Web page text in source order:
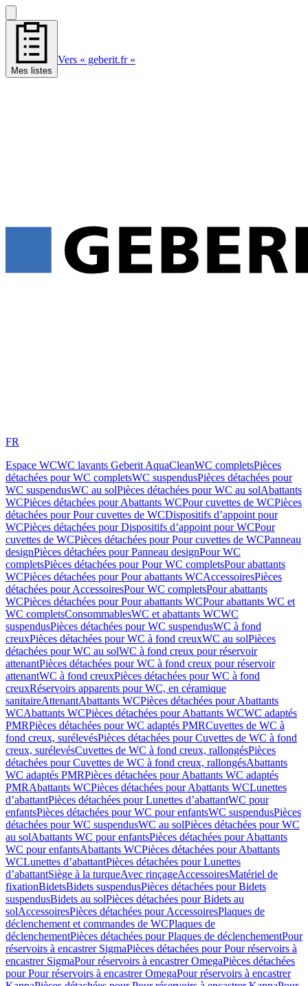
Mes listes
Vers « geberit.fr »
FR
Espace WCWC lavants Geberit AquaCleanWC completsPièces
détachées pour WC completsWC suspendusPièces détachées pour
WC suspendusWC au solPièces détachées pour WC au solAbattants
WCPièces détachées pour Abattants WCPour cuvettes de WCPièces
détachées pour Pour cuvettes de WCDispositifs d’appoint pour
WCPièces détachées pour Dispositifs d’appoint pour WCPour
cuvettes de WCPièces détachées pour Pour cuvettes de WCPanneau
designPièces détachées pour Panneau designPour WC
completsPièces détachées pour Pour WC completsPour abattants
WCPièces détachées pour Pour abattants WCAccessoiresPièces
détachées pour AccessoiresPour WC completsPour abattants
WCPièces détachées pour Pour abattants WCPour abattants WC et
WC completsConsommablesWC et abattants WCWC
suspendusPièces détachées pour WC suspendusWC à fond
creuxPièces détachées pour WC à fond creuxWC au solPièces
détachées pour WC au solWC à fond creux pour réservoir
attenantPièces détachées pour WC à fond creux pour réservoir
attenantWC à fond creuxPièces détachées pour WC à fond
creuxRéservoirs apparents pour WC, en céramique
sanitaireAttenantAbattants WCPièces détachées pour Abattants
WCAbattants WCPièces détachées pour Abattants WCWC adaptés
PMRPièces détachées pour WC adaptés PMRCuvettes de WC à
fond creux, surélevésPièces détachées pour Cuvettes de WC à fond
creux, surélevésCuvettes de WC à fond creux, rallongésPièces
détachées pour Cuvettes de WC à fond creux, rallongésAbattants
WC adaptés PMRPièces détachées pour Abattants WC adaptés
PMRAbattants WCPièces détachées pour Abattants WCLunettes
d’abattantPièces détachées pour Lunettes d’abattantWC pour
enfantsPièces détachées pour WC pour enfantsWC suspendusPièces
détachées pour WC suspendusWC au solPièces détachées pour WC
au solAbattants WC pour enfantsPièces détachées pour Abattants
WC pour enfantsAbattants WCPièces détachées pour Abattants
WCLunettes d’abattantPièces détachées pour Lunettes
d’abattantSiège à la turqueAvec rinçageAccessoiresMatériel de
fixationBidetsBidets suspendusPièces détachées pour Bidets
suspendusBidets au solPièces détachées pour Bidets au
solAccessoiresPièces détachées pour AccessoiresPlaques de
déclenchement et commandes de WCPlaques de
déclenchementPièces détachées pour Plaques de déclenchementPour
réservoirs à encastrer SigmaPièces détachées pour Pour réservoirs à
encastrer SigmaPour réservoirs à encastrer OmegaPièces détachées
pour Pour réservoirs à encastrer OmegaPour réservoirs à encastrer